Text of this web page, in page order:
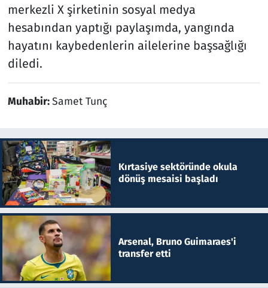
merkezli X şirketinin sosyal medya
hesabından yaptığı paylaşımda, yangında
hayatını kaybedenlerin ailelerine başsağlığı
diledi.
Muhabir:Samet Tunç
Kırtasiye sektöründe okula
dönüş mesaisi başladı
Arsenal, Bruno Guimaraes'i
transfer etti